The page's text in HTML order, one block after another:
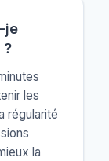
je
?
les
régularité
la